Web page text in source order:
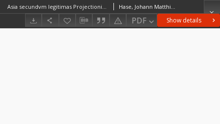
Show details
PDF
Asia secundvm legitimas Projectionis Stereographicæ regulas et jvxta recentissimas observationes et relationes explosis aliorum fabulosis designationibus et narrationibus, adhibitis quoque veterum monumentis et recentiorum itinerariis descripta et in partes suas methodicas IX divisa = Carte de l'Asie projettée Stereographiquement [...] Hase, Johann Matthias (1684–1742)Böhme, August Gottlob (1719–1797)